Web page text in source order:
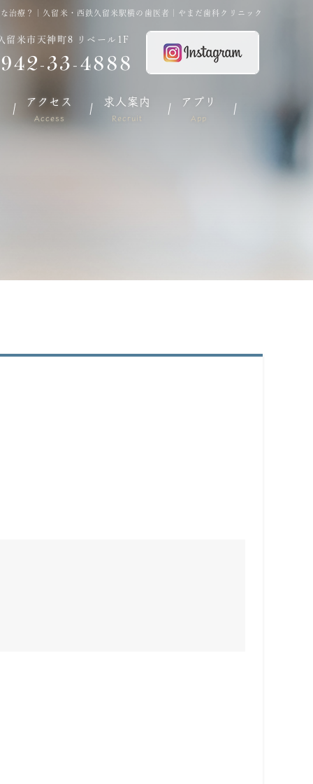
治療？｜久留米・西鉄久留米駅横の歯医者｜やまだ歯科クリニック
留米市天神町8 リベール1F
33-4888
アクセス
Access
求人案内
Recruit
アプリ
App